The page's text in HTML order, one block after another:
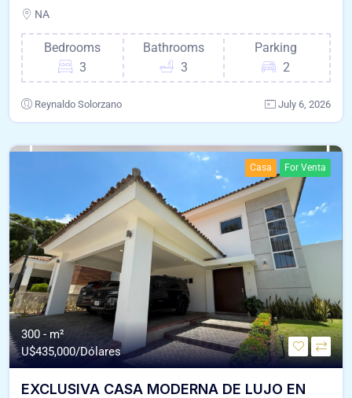
NA
Bedrooms
3
Bathrooms
3
Parking
2
Reynaldo Solorzano July 6, 2026
Casa For Venta
300 - m²
U$435,000/Dólares
EXCLUSIVA CASA MODERNA DE LUJO EN